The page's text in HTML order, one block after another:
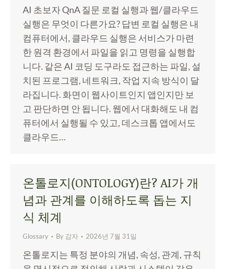
AI 초보자 QnA 질문 로컬 실행과 웹/클라우드
실행은 무엇이 다른가요? 답변 로컬 실행은 내
컴퓨터에서, 클라우드 실행은 서비스가 마련
한 원격 환경에서 파일을 읽고 명령을 실행합
니다. 같은 AI 코딩 도구라도 접근하는 파일, 설
치된 프로그램, 네트워크, 작업 지속 방식이 달
라집니다. 화면이 웹사이트인지 앱인지만 보
고 판단하면 안 됩니다. 웹에서 대화해도 내 컴
퓨터에서 실행될 수 있고, 데스크톱 앱에서도
클라우드…
온톨로지(ONTOLOGY)란? AI가 개
념과 관계를 이해하도록 돕는 지
식 체계
Glossary By 감자 2026년 7월 31일
온톨로지는 특정 분야의 개념, 속성, 관계, 규칙